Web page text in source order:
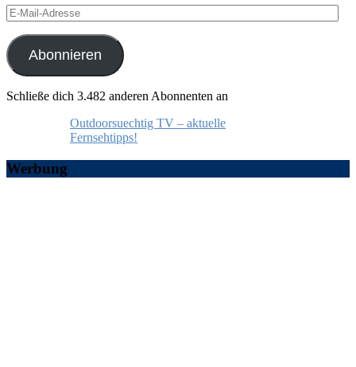
E-
Mail-
Adresse
Abonnieren
Schließe dich 3.482 anderen Abonnenten an
Outdoorsuechtig TV – aktuelle
Fernsehtipps!
Werbung